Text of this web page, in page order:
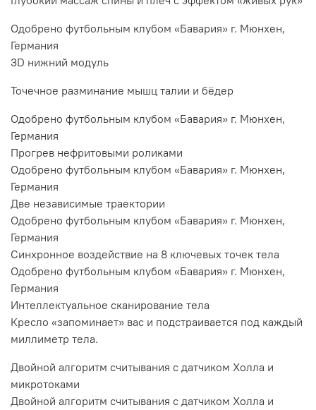
Одобрено футбольным клубом «Бавария» г. Мюнхен,
Германия
3D нижний модуль
Точечное разминание мышц талии и бёдер
Одобрено футбольным клубом «Бавария» г. Мюнхен,
Германия
Прогрев нефритовыми роликами
Одобрено футбольным клубом «Бавария» г. Мюнхен,
Германия
Две независимые траектории
Одобрено футбольным клубом «Бавария» г. Мюнхен,
Германия
Синхронное воздействие на 8 ключевых точек тела
Одобрено футбольным клубом «Бавария» г. Мюнхен,
Германия
Интеллектуальное сканирование тела
Кресло «запоминает» вас и подстраивается под каждый
миллиметр тела.
Двойной алгоритм считывания с датчиком Холла и
микротоками
Двойной алгоритм считывания с датчиком Холла и